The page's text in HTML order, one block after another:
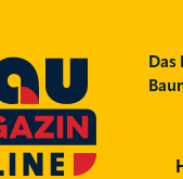
Das